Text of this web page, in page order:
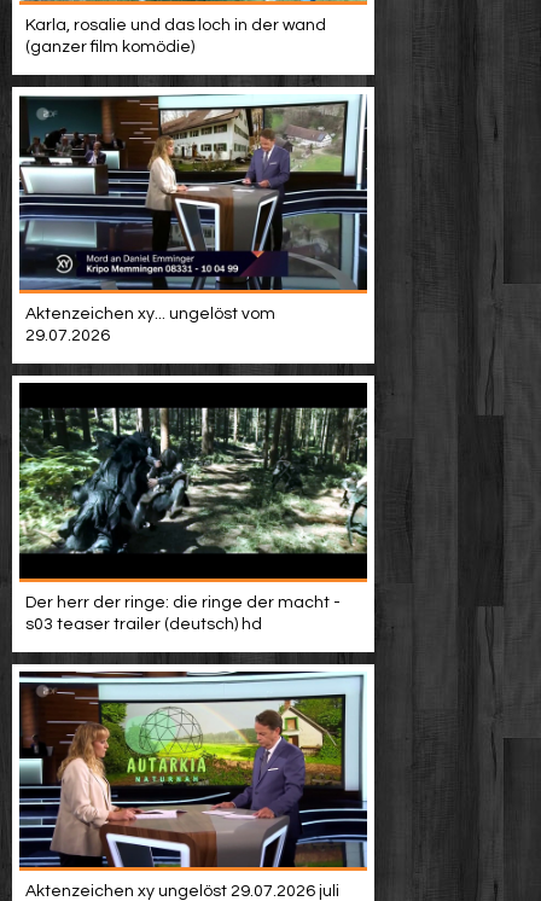
Karla, rosalie und das loch in der wand
(ganzer film komödie)
Aktenzeichen xy... ungelöst vom
29.07.2026
Der herr der ringe: die ringe der macht -
s03 teaser trailer (deutsch) hd
Aktenzeichen xy ungelöst 29.07.2026 juli